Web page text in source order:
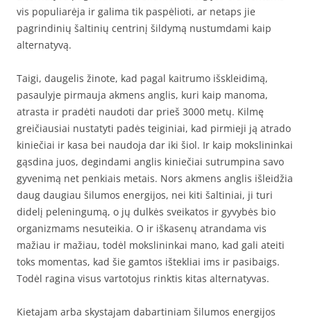
vis populiarėja ir galima tik paspėlioti, ar netaps jie
pagrindinių šaltinių centrinį šildymą nustumdami kaip
alternatyvą.
Taigi, daugelis žinote, kad pagal kaitrumo išskleidimą,
pasaulyje pirmauja akmens anglis, kuri kaip manoma,
atrasta ir pradėti naudoti dar prieš 3000 metų. Kilmę
greičiausiai nustatyti padės teiginiai, kad pirmieji ją atrado
kiniečiai ir kasa bei naudoja dar iki šiol. Ir kaip mokslininkai
gąsdina juos, degindami anglis kiniečiai sutrumpina savo
gyvenimą net penkiais metais. Nors akmens anglis išleidžia
daug daugiau šilumos energijos, nei kiti šaltiniai, ji turi
didelį peleningumą, o jų dulkės sveikatos ir gyvybės bio
organizmams nesuteikia. O ir iškasenų atrandama vis
mažiau ir mažiau, todėl mokslininkai mano, kad gali ateiti
toks momentas, kad šie gamtos ištekliai ims ir pasibaigs.
Todėl ragina visus vartotojus rinktis kitas alternatyvas.
Kietajam arba skystajam dabartiniam šilumos energijos